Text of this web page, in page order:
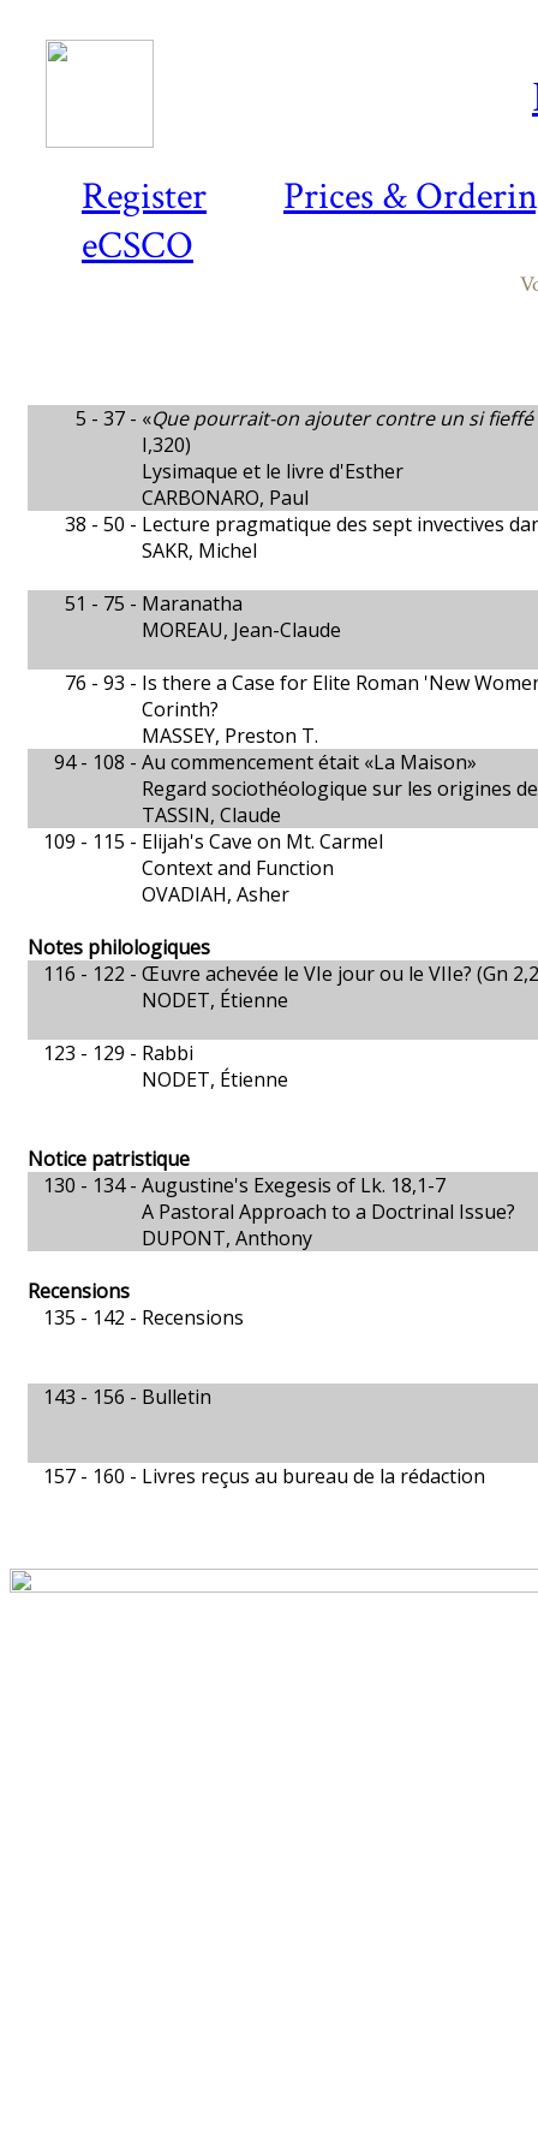
Register
Prices &
eCSCO
5 - 37 - «Que pourrait-on ajouter contre un si
I,320)
Lysimaque et le livre d'Esther
CARBONARO, Paul
38 - 50 - Lecture pragmatique des sept invectives
SAKR, Michel
51 - 75 - Maranatha
MOREAU, Jean-Claude
76 - 93 - Is there a Case for Elite Roman 'New
Corinth?
MASSEY, Preston T.
94 - 108 - Au commencement était «La Maison»
Regard sociothéologique sur les origines
TASSIN, Claude
109 - 115 - Elijah's Cave on Mt. Carmel
Context and Function
OVADIAH, Asher
Notes philologiques
116 - 122 - Œuvre achevée le VIe jour ou le VIIe? (Gn
NODET, Étienne
123 - 129 - Rabbi
NODET, Étienne
Notice patristique
130 - 134 - Augustine's Exegesis of Lk. 18,1-7
A Pastoral Approach to a Doctrinal Issue?
DUPONT, Anthony
Recensions
135 - 142 - Recensions
143 - 156 - Bulletin
157 - 160 - Livres reçus au bureau de la rédaction